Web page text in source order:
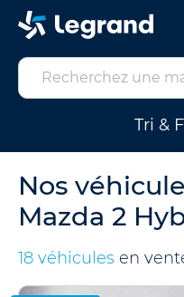
Tri &
Nos
Mazda 2
18 véhicules en